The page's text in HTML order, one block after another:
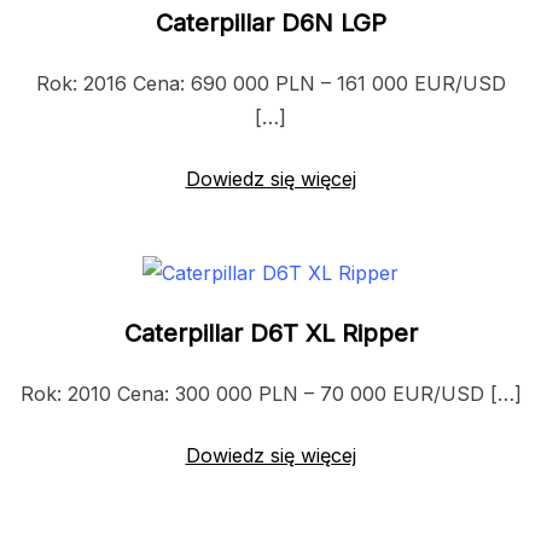
Caterpillar D6N LGP
Rok: 2016 Cena: 690 000 PLN – 161 000 EUR/USD
[…]
Dowiedz się więcej
Caterpillar D6T XL Ripper
Rok: 2010 Cena: 300 000 PLN – 70 000 EUR/USD […]
Dowiedz się więcej